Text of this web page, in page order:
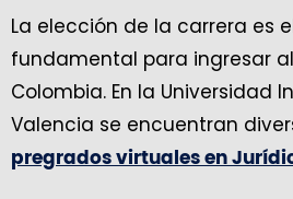
La elección de la carrera es
fundamental para ingresar
Colombia. En la Universidad
Valencia se encuentran
pregrados virtuales en